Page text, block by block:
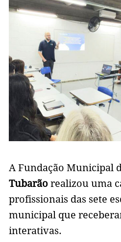
A Fundação Municipal
Tubarãorealizou uma
profissionais das sete
municipal que
interativas.